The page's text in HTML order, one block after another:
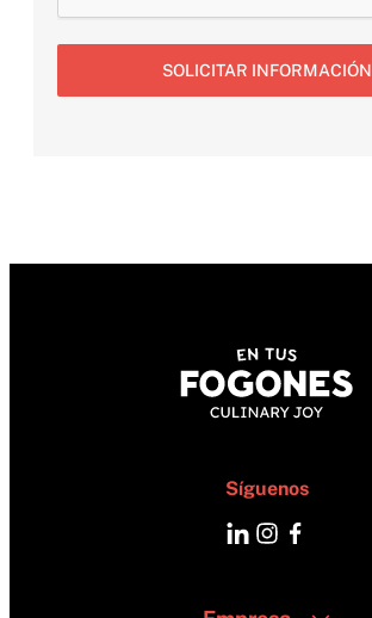
SOLICITAR INFORMACIÓN
Síguenos